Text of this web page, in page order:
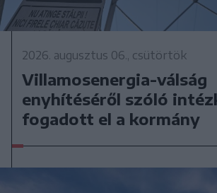
2026. augusztus 06., csütörtök
Villamosenergia-válság
enyhítéséről szóló
fogadott el a kormány